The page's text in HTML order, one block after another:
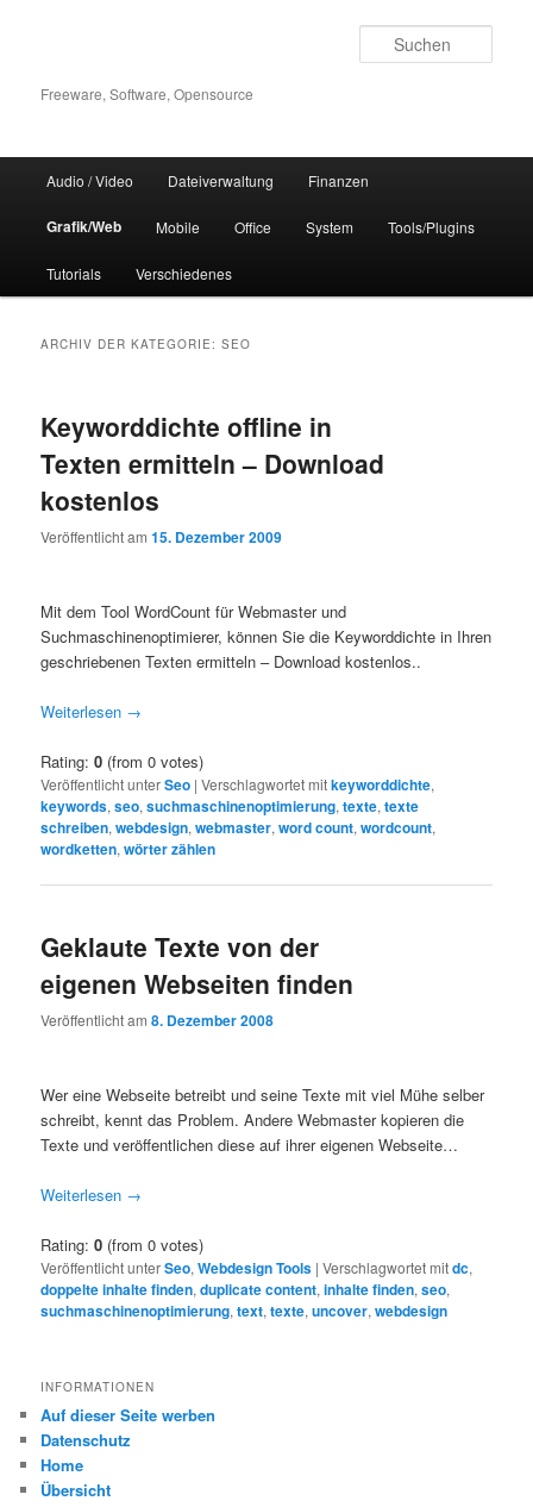
wechselnFreeware, Software, Opensource
Audio / Video Dateiverwaltung Finanzen
Grafik/Web Mobile Office System Tools/Plugins
Tutorials Verschiedenes
ARCHIV DER KATEGORIE:SEO
Keyworddichte offline in
Texten ermitteln – Download
kostenlos
Veröffentlicht am15. Dezember 2009
Mit dem Tool WordCount für Webmaster und
Suchmaschinenoptimierer, können Sie die Keyworddichte in Ihren
geschriebenen Texten ermitteln – Download kostenlos..
Weiterlesen →
Rating:0 (from 0 votes)
Veröffentlicht unterSeo |Verschlagwortet mitkeyworddichte,
keywords,seo,suchmaschinenoptimierung,texte,texte
schreiben,webdesign,webmaster,word count,wordcount,
wordketten,wörter zählen
Geklaute Texte von der
eigenen Webseiten finden
Veröffentlicht am8. Dezember 2008
Wer eine Webseite betreibt und seine Texte mit viel Mühe selber
schreibt, kennt das Problem. Andere Webmaster kopieren die
Texte und veröffentlichen diese auf ihrer eigenen Webseite…
Weiterlesen →
Rating:0 (from 0 votes)
Veröffentlicht unterSeo,Webdesign Tools |Verschlagwortet mitdc,
doppelte inhalte finden,duplicate content,inhalte finden,seo,
suchmaschinenoptimierung,text,texte,uncover,webdesign
INFORMATIONEN
Auf dieser Seite werben
Datenschutz
Home
Übersicht